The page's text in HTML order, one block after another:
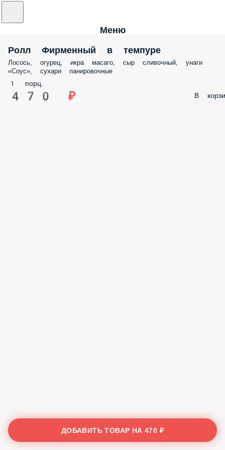
Меню
Ролл Фирменный в темпуре
Лосось, огурец, икра масаго, сыр сливочный, унаги
«Соус», сухари панировочные
1 порц.
470 ₽ В
ДОБАВИТЬ ТОВАР НА470 ₽